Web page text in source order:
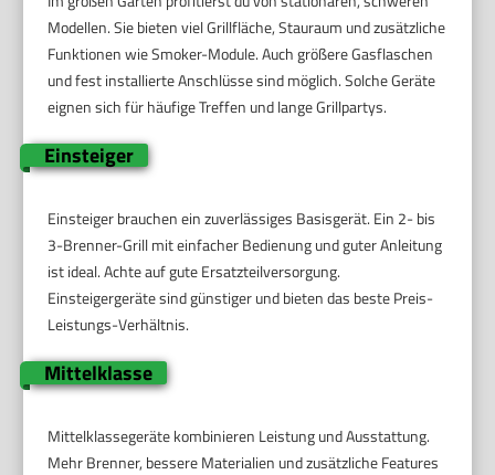
Modellen. Sie bieten viel Grillfläche, Stauraum und zusätzliche
Funktionen wie Smoker-Module. Auch größere Gasflaschen
und fest installierte Anschlüsse sind möglich. Solche Geräte
eignen sich für häufige Treffen und lange Grillpartys.
Einsteiger
Einsteiger brauchen ein zuverlässiges Basisgerät. Ein 2- bis
3-Brenner-Grill mit einfacher Bedienung und guter Anleitung
ist ideal. Achte auf gute Ersatzteilversorgung.
Einsteigergeräte sind günstiger und bieten das beste Preis-
Leistungs-Verhältnis.
Mittelklasse
Mittelklassegeräte kombinieren Leistung und Ausstattung.
Mehr Brenner, bessere Materialien und zusätzliche Features